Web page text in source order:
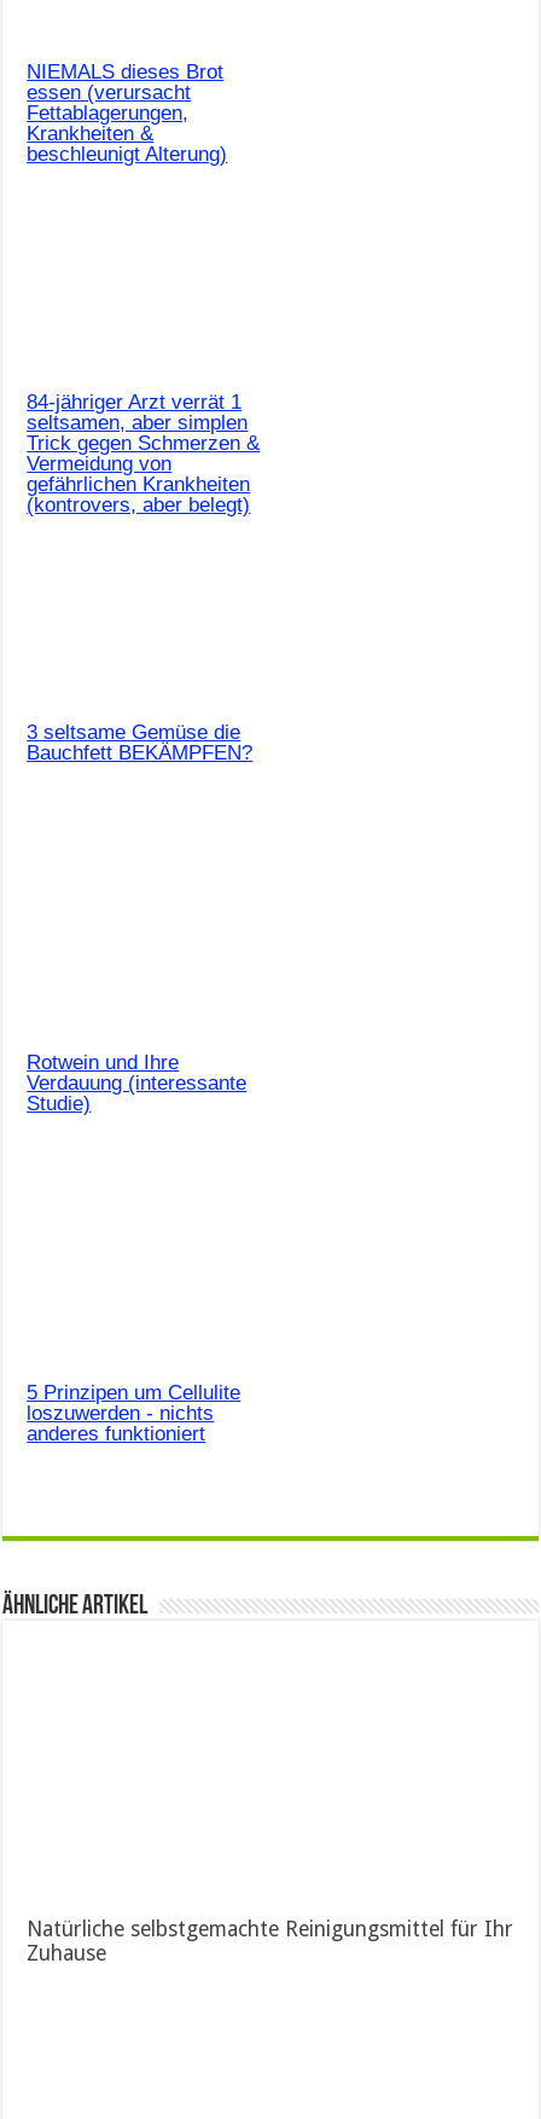
NIEMALS dieses Brot
essen (verursacht
Fettablagerungen,
Krankheiten &
beschleunigt Alterung)
84-jähriger Arzt verrät 1
seltsamen, aber simplen
Trick gegen Schmerzen &
Vermeidung von
gefährlichen Krankheiten
(kontrovers, aber belegt)
3 seltsame Gemüse die
Bauchfett BEKÄMPFEN?
Rotwein und Ihre
Verdauung (interessante
Studie)
5 Prinzipen um Cellulite
loszuwerden - nichts
anderes funktioniert
Ähnliche Artikel
Natürliche selbstgemachte Reinigungsmittel für Ihr
Zuhause